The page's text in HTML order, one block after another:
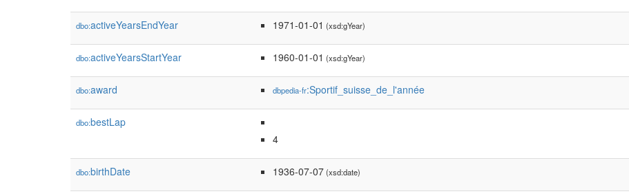
dbo:activeYearsEndYear 1971-01-01 (xsd:gYear)
dbo:activeYearsStartYear 1960-01-01 (xsd:gYear)
dbo:award dbpedia-fr:Sportif_suisse_de_l'année
dbo:bestLap
4
dbo:birthDate 1936-07-07(xsd:date)